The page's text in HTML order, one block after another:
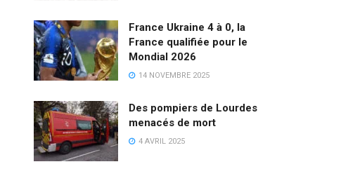
France Ukraine 4 à 0, la
France qualifiée pour le
Mondial 2026
14 NOVEMBRE 2025
Des pompiers de Lourdes
menacés de mort
4 AVRIL 2025